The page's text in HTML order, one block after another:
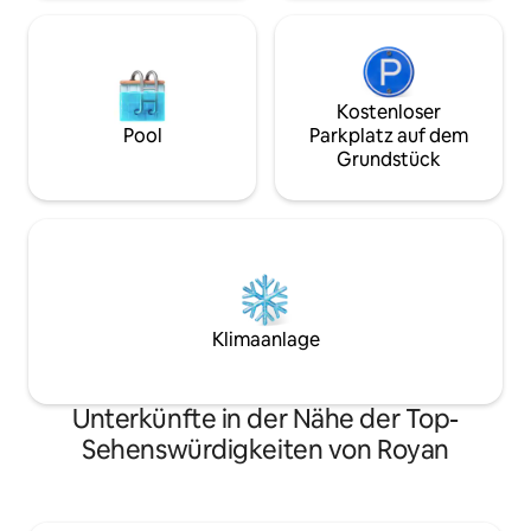
Pool
Kostenloser
Parkplatz auf dem
Grundstück
Klimaanlage
Unterkünfte in der Nähe der Top-
Sehenswürdigkeiten von Royan